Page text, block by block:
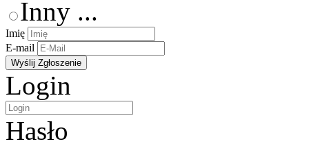
Inny ...
Imię
E-mail
Login
Hasło